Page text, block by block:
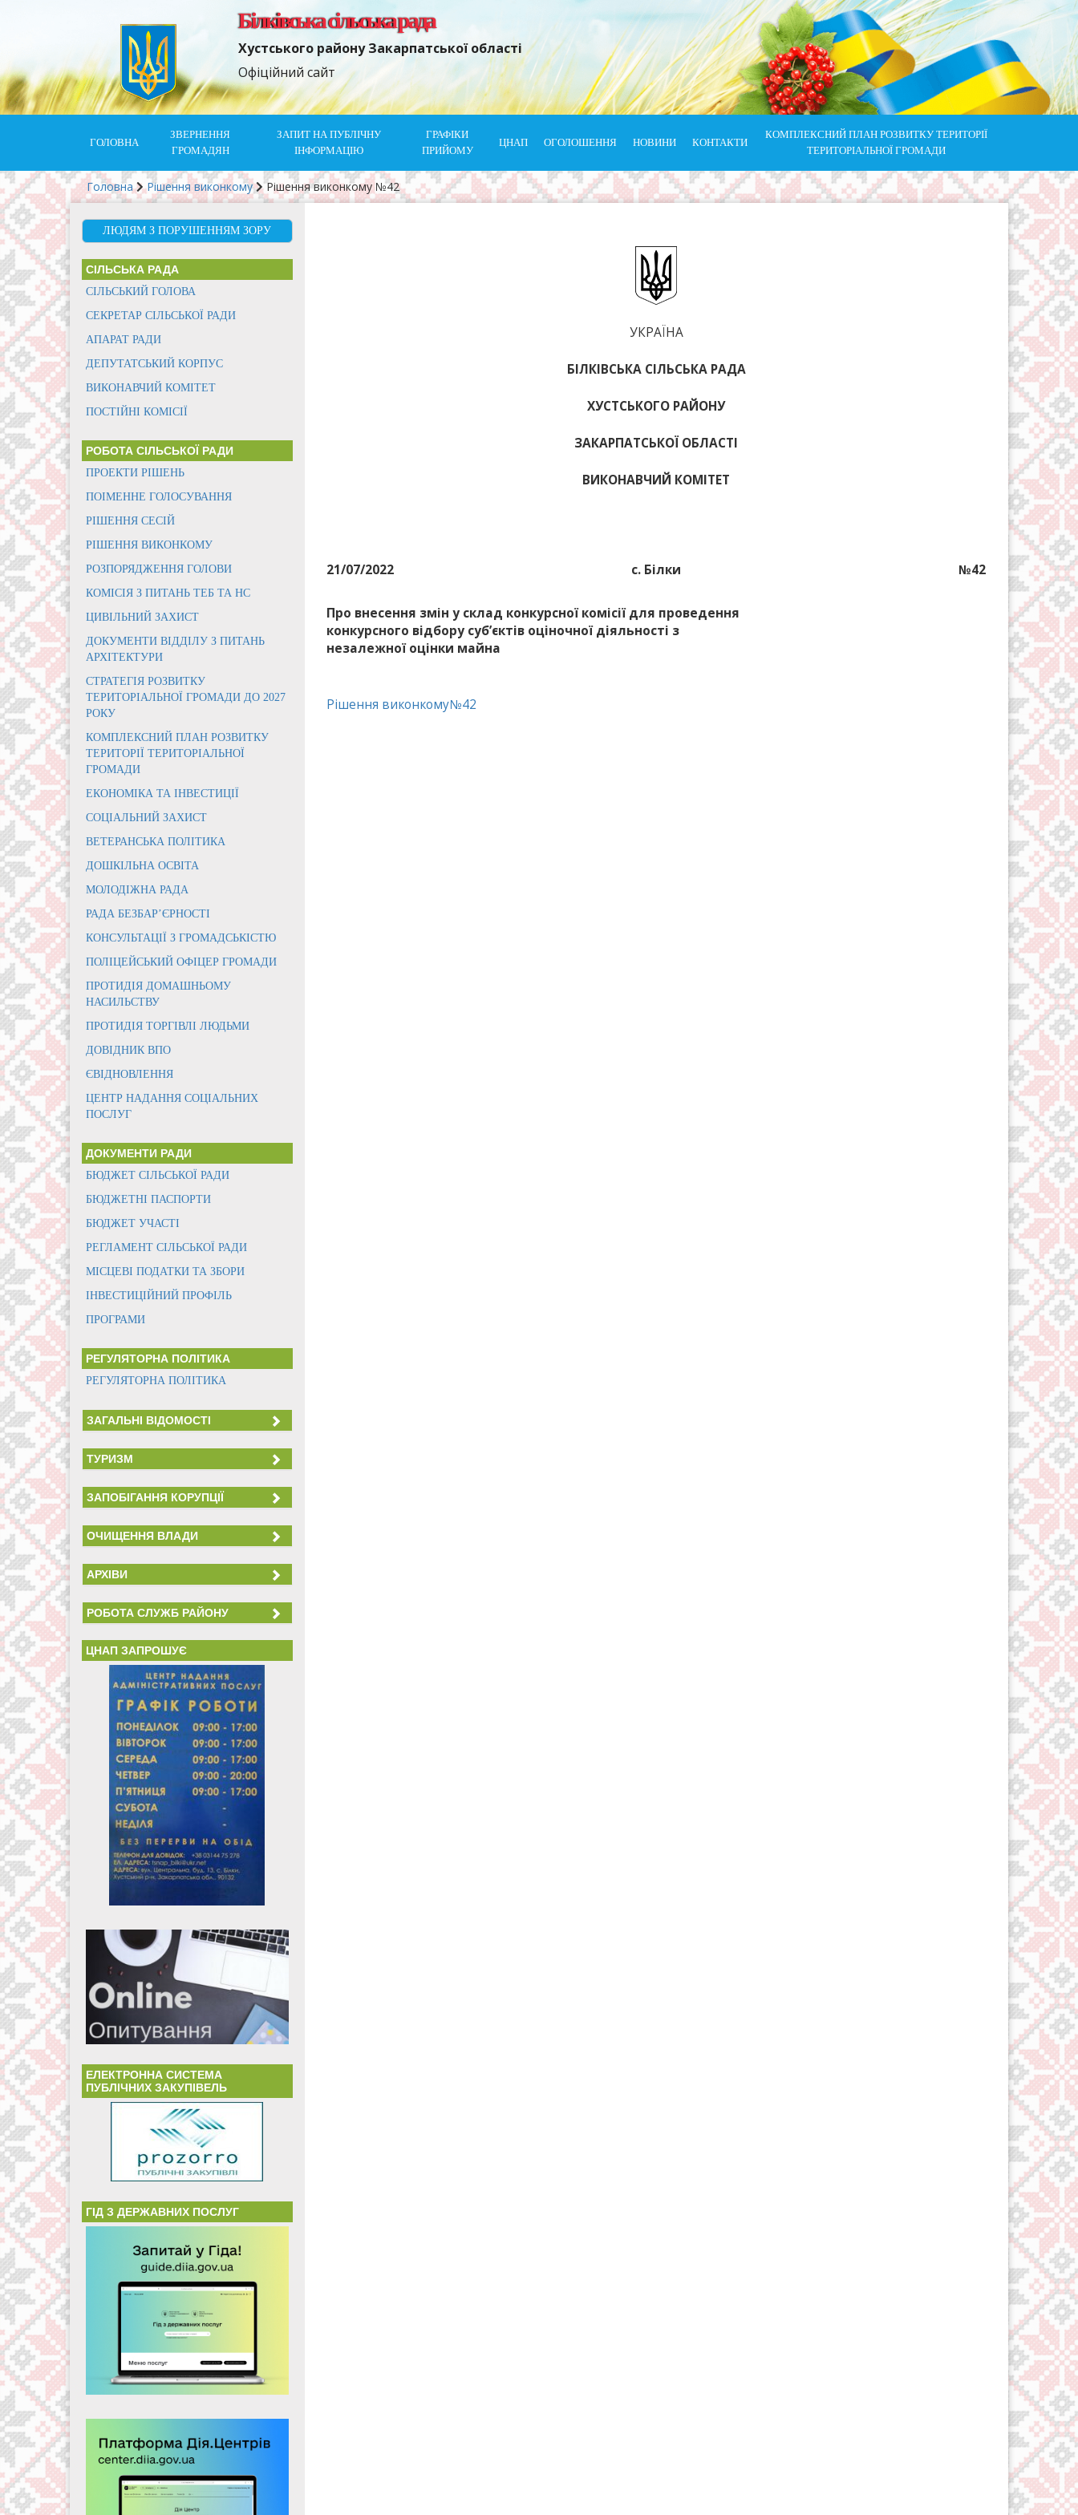
Білківська сільська рада
Хустського району Закарпатської області
Офіційний сайт
ГОЛОВНА
ЗВЕРНЕННЯ
ГРОМАДЯН
ЗАПИТ НА ПУБЛІЧНУ
ІНФОРМАЦІЮ
ГРАФІКИ
ПРИЙОМУ
ЦНАП ОГОЛОШЕННЯ НОВИНИ КОНТАКТИ
КОМПЛЕКСНИЙ ПЛАН РОЗВИТКУ ТЕРИТОРІЇ
ТЕРИТОРІАЛЬНОЇ ГРОМАДИ
Головна Рішення виконкому Рішення виконкому №42
ЛЮДЯМ З ПОРУШЕННЯМ ЗОРУ
СІЛЬСЬКА РАДА
СІЛЬСЬКИЙ ГОЛОВА
СЕКРЕТАР СІЛЬСЬКОЇ РАДИ
АПАРАТ РАДИ
ДЕПУТАТСЬКИЙ КОРПУС
ВИКОНАВЧИЙ КОМІТЕТ
ПОСТІЙНІ КОМІСІЇ
РОБОТА СІЛЬСЬКОЇ РАДИ
ПРОЕКТИ РІШЕНЬ
ПОІМЕННЕ ГОЛОСУВАННЯ
РІШЕННЯ СЕСІЙ
РІШЕННЯ ВИКОНКОМУ
РОЗПОРЯДЖЕННЯ ГОЛОВИ
КОМІСІЯ З ПИТАНЬ ТЕБ ТА НС
ЦИВІЛЬНИЙ ЗАХИСТ
ДОКУМЕНТИ ВІДДІЛУ З ПИТАНЬ
АРХІТЕКТУРИ
СТРАТЕГІЯ РОЗВИТКУ
ТЕРИТОРІАЛЬНОЇ ГРОМАДИ ДО 2027
РОКУ
КОМПЛЕКСНИЙ ПЛАН РОЗВИТКУ
ТЕРИТОРІЇ ТЕРИТОРІАЛЬНОЇ
ГРОМАДИ
ЕКОНОМІКА ТА ІНВЕСТИЦІЇ
СОЦІАЛЬНИЙ ЗАХИСТ
ВЕТЕРАНСЬКА ПОЛІТИКА
ДОШКІЛЬНА ОСВІТА
МОЛОДІЖНА РАДА
РАДА БЕЗБАР’ЄРНОСТІ
КОНСУЛЬТАЦІЇ З ГРОМАДСЬКІСТЮ
ПОЛІЦЕЙСЬКИЙ ОФІЦЕР ГРОМАДИ
ПРОТИДІЯ ДОМАШНЬОМУ
НАСИЛЬСТВУ
ПРОТИДІЯ ТОРГІВЛІ ЛЮДЬМИ
ДОВІДНИК ВПО
ЄВІДНОВЛЕННЯ
ЦЕНТР НАДАННЯ СОЦІАЛЬНИХ
ПОСЛУГ
ДОКУМЕНТИ РАДИ
БЮДЖЕТ СІЛЬСЬКОЇ РАДИ
БЮДЖЕТНІ ПАСПОРТИ
БЮДЖЕТ УЧАСТІ
РЕГЛАМЕНТ СІЛЬСЬКОЇ РАДИ
МІСЦЕВІ ПОДАТКИ ТА ЗБОРИ
ІНВЕСТИЦІЙНИЙ ПРОФІЛЬ
ПРОГРАМИ
РЕГУЛЯТОРНА ПОЛІТИКА
РЕГУЛЯТОРНА ПОЛІТИКА
ЗАГАЛЬНІ ВІДОМОСТІ
ТУРИЗМ
ЗАПОБІГАННЯ КОРУПЦІЇ
ОЧИЩЕННЯ ВЛАДИ
АРХІВИ
РОБОТА СЛУЖБ РАЙОНУ
ЦНАП ЗАПРОШУЄ
ЕЛЕКТРОННА СИСТЕМА
ПУБЛІЧНИХ ЗАКУПІВЕЛЬ
ГІД З ДЕРЖАВНИХ ПОСЛУГ
УКРАЇНА
БІЛКІВСЬКА СІЛЬСЬКА РАДА
ХУСТСЬКОГО РАЙОНУ
ЗАКАРПАТСЬКОЇ ОБЛАСТІ
ВИКОНАВЧИЙ КОМІТЕТ
21/07/2022 с. Білки №42
Про внесення змін у склад конкурсної комісії для проведення
конкурсного відбору суб’єктів оціночної діяльності з
незалежної оцінки майна
Рішення виконкому№42